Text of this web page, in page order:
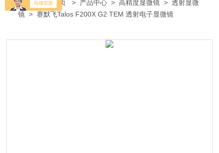
当前位置：首页 > 产品中心 >高精度显微镜 >透射显微
镜 > 赛默飞Talos F200X G2 TEM 透射电子显微镜